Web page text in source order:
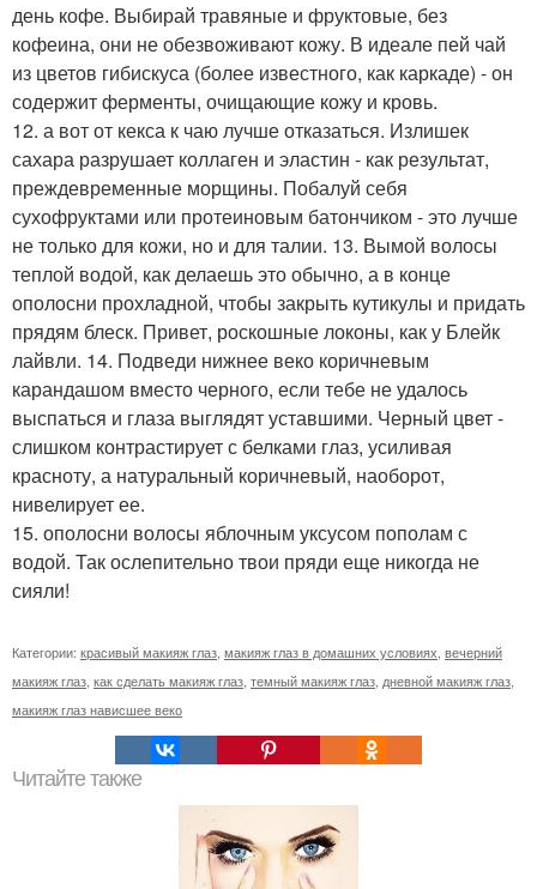
день кофе. Выбирай травяные и фруктовые, без
кофеина, они не обезвоживают кожу. В идеале пей чай
из цветов гибискуса (более известного, как каркаде) - он
содержит ферменты, очищающие кожу и кровь.
12. а вот от кекса к чаю лучше отказаться. Излишек
сахара разрушает коллаген и эластин - как результат,
преждевременные морщины. Побалуй себя
сухофруктами или протеиновым батончиком - это лучше
не только для кожи, но и для талии. 13. Вымой волосы
теплой водой, как делаешь это обычно, а в конце
ополосни прохладной, чтобы закрыть кутикулы и придать
прядям блеск. Привет, роскошные локоны, как у Блейк
лайвли. 14. Подведи нижнее веко коричневым
карандашом вместо черного, если тебе не удалось
выспаться и глаза выглядят уставшими. Черный цвет -
слишком контрастирует с белками глаз, усиливая
красноту, а натуральный коричневый, наоборот,
нивелирует ее.
15. ополосни волосы яблочным уксусом пополам с
водой. Так ослепительно твои пряди еще никогда не
сияли!
Категории: красивый макияж глаз макияж глаз в домашних условиях вечерний
макияж глаз как сделать макияж глаз темный макияж глаз дневной макияж глаз
макияж глаз нависшее веко
Читайте также